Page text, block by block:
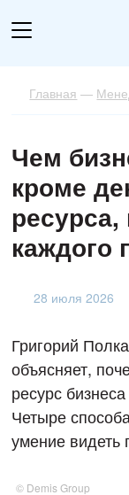
Главная —
Чем
кроме
каждого
28 июля 2026
Григорий
объясняет,
ресурс
Четыре
умение видеть